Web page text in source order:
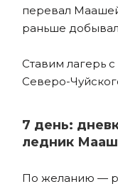
перевал
раньше
Ставим лагерь
Северо-
7 день:
ледник
По желанию —